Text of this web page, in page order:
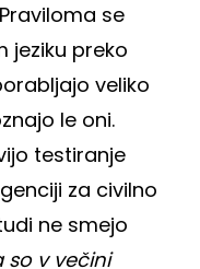
se
jeziku preko
veliko
le oni.
testiranje
za civilno
ne smejo
so v večini